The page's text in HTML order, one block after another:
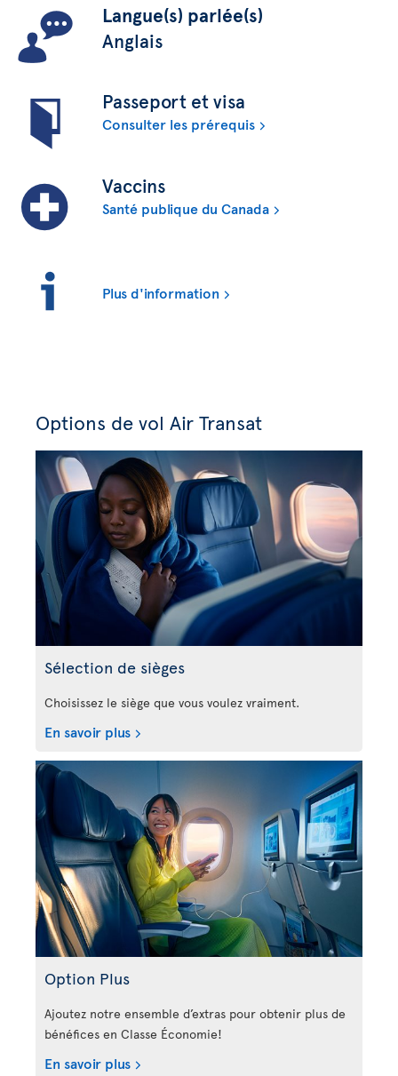
Langue(s) parlée(s)
Anglais
Passeport et visa
Consulter les prérequis
Vaccins
Santé publique du Canada
Plus d'information
Options de vol Air Transat
Sélection de sièges
Choisissez le siège que vous voulez vraiment.
En savoir plus
Option Plus
Ajoutez notre ensemble d’extras pour obtenir plus de
bénéfices en Classe Économie!
En savoir plus